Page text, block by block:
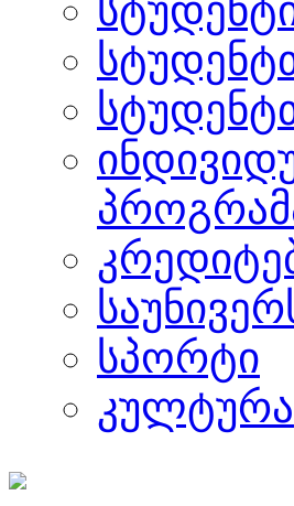
სპორტი
კულტურა